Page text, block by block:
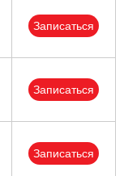
Записаться
Записаться
Записаться